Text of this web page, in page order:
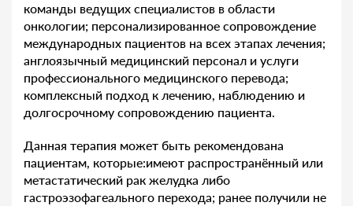
команды ведущих специалистов в области
онкологии; персонализированное сопровождение
международных пациентов на всех этапах лечения;
англоязычный медицинский персонал и услуги
профессионального медицинского перевода;
комплексный подход к лечению, наблюдению и
долгосрочному сопровождению пациента.
Данная терапия может быть рекомендована
пациентам, которые:имеют распространённый или
метастатический рак желудка либо
гастроэзофагеального перехода; ранее получили не